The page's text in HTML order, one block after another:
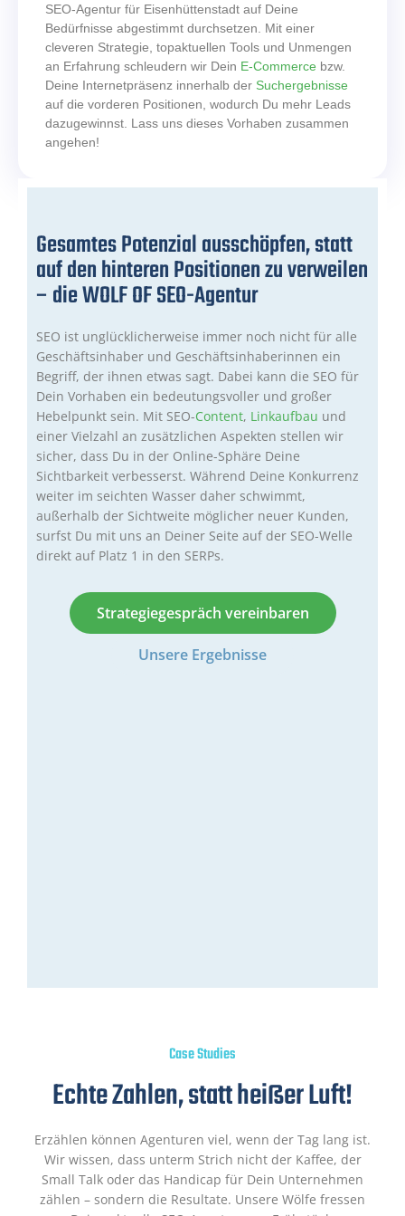
SEO-Agentur für Eisenhüttenstadt auf Deine
Bedürfnisse abgestimmt durchsetzen. Mit einer
cleveren Strategie, topaktuellen Tools und Unmengen
an Erfahrung schleudern wir Dein E-Commerce bzw.
Deine Internetpräsenz innerhalb der Suchergebnisse
auf die vorderen Positionen, wodurch Du mehr Leads
dazugewinnst. Lass uns dieses Vorhaben zusammen
angehen!
Gesamtes Potenzial ausschöpfen, statt
auf den hinteren Positionen zu verweilen
– die WOLF OF SEO-Agentur
SEO ist unglücklicherweise immer noch nicht für alle
Geschäftsinhaber und Geschäftsinhaberinnen ein
Begriff, der ihnen etwas sagt. Dabei kann die SEO für
Dein Vorhaben ein bedeutungsvoller und großer
Hebelpunkt sein. Mit SEO-Content, Linkaufbau und
einer Vielzahl an zusätzlichen Aspekten stellen wir
sicher, dass Du in der Online-Sphäre Deine
Sichtbarkeit verbesserst. Während Deine Konkurrenz
weiter im seichten Wasser daher schwimmt,
außerhalb der Sichtweite möglicher neuer Kunden,
surfst Du mit uns an Deiner Seite auf der SEO-Welle
direkt auf Platz 1 in den SERPs.
Strategiegespräch vereinbaren
Unsere Ergebnisse
Case Studies
Echte Zahlen, statt heißer Luft!
Erzählen können Agenturen viel, wenn der Tag lang ist.
Wir wissen, dass unterm Strich nicht der Kaffee, der
Small Talk oder das Handicap für Dein Unternehmen
zählen – sondern die Resultate. Unsere Wölfe fressen